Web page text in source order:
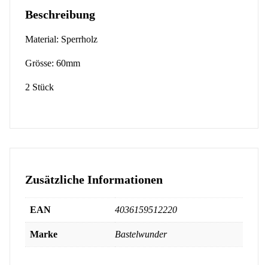
Beschreibung
Material: Sperrholz
Grösse: 60mm
2 Stück
Zusätzliche Informationen
EAN 4036159512220
Marke Bastelwunder